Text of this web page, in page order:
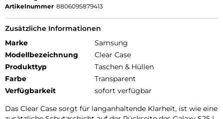
Artikelnummer 8806095879413
Zusätzliche Informationen
Marke
Samsung
Modellbezeichnung
Clear Case
Produkttyp
Taschen & Hüllen
Farbe
Transparent
Verfügbarkeit
sofort verfügbar
Das Clear Case sorgt für langanhaltende Klarheit, ist wie eine